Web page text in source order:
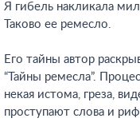
Я гибель накликала
Таково ее ремесло.
Его тайны автор
“Тайны ремесла”.
некая истома, греза,
проступают слова и